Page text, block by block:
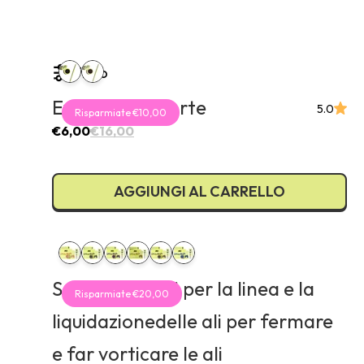
Filtro
Eyeliner per torte 5.0
€6,00€16,00
AGGIUNGI AL CARRELLO
Risparmiate €10,00
Set di soluzioni per la linea e la
liquidazionedelle ali per fermare
e far vorticare le ali
Risparmiate €20,00